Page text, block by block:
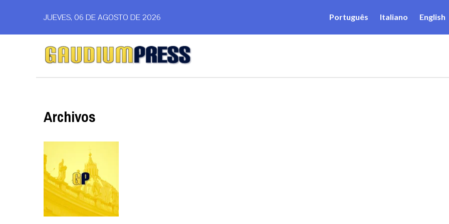
JUEVES, 06 DE AGOSTO DE 2026 Português Italiano English
Archivos